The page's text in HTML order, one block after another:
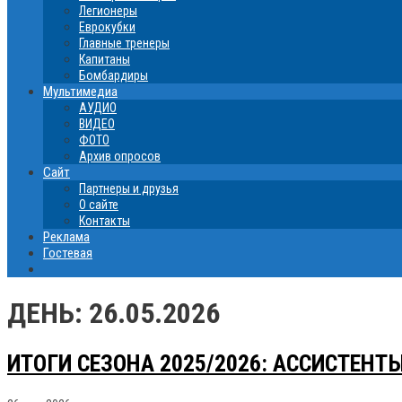
Легионеры
Еврокубки
Главные тренеры
Капитаны
Бомбардиры
Мультимедиа
АУДИО
ВИДЕО
ФОТО
Архив опросов
Сайт
Партнеры и друзья
О сайте
Контакты
Реклама
Гостевая
ДЕНЬ: 26.05.2026
ИТОГИ СЕЗОНА 2025/2026: